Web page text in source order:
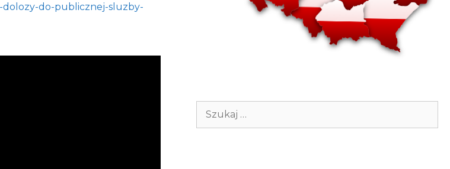
dolozy-do-publicznej-sluzby-
Szukaj: